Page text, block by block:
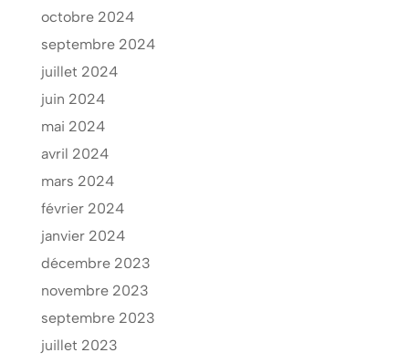
octobre 2024
septembre 2024
juillet 2024
juin 2024
mai 2024
avril 2024
mars 2024
février 2024
janvier 2024
décembre 2023
novembre 2023
septembre 2023
juillet 2023